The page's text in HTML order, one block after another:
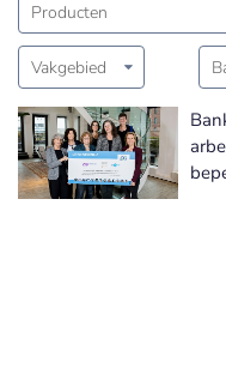
Producten
Vakgebied